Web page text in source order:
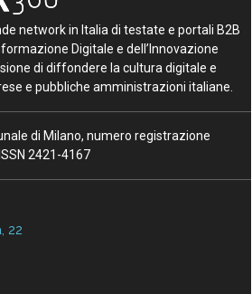
network in Italia di testate e portali B2B
Digitale e dell’Innovazione
di diffondere la cultura digitale e
e pubbliche amministrazioni italiane.
di Milano, numero registrazione
2421-4167
22